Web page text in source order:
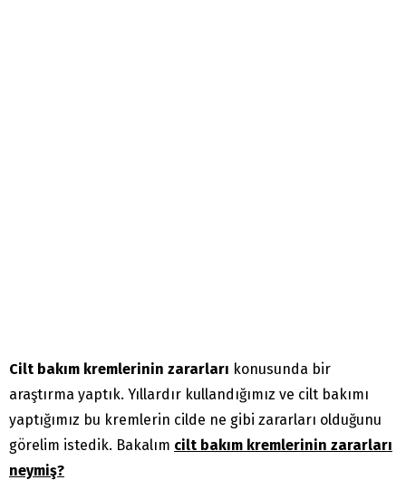
Cilt bakım kremlerinin zararları konusunda bir
araştırma yaptık. Yıllardır kullandığımız ve cilt bakımı
yaptığımız bu kremlerin cilde ne gibi zararları olduğunu
görelim istedik. Bakalım cilt bakım kremlerinin zararları
neymiş?